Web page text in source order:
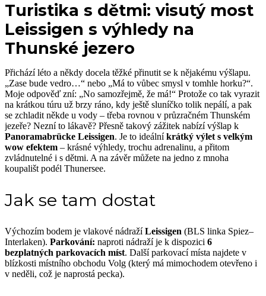
Turistika s dětmi: visutý most
Leissigen s výhledy na
Thunské jezero
Přichází léto a někdy docela těžké přinutit se k nějakému výšlapu.
„Zase bude vedro…“ nebo „Má to vůbec smysl v tomhle horku?“.
Moje odpověď zní: „No samozřejmě, že má!“ Protože co tak vyrazit
na krátkou túru už brzy ráno, kdy ještě sluníčko tolik nepálí, a pak
se zchladit někde u vody – třeba rovnou v průzračném Thunském
jezeře? Nezní to lákavě? Přesně takový zážitek nabízí výšlap k
Panoramabrücke Leissigen. Je to ideálníkrátký výlet s velkým
wow efektem – krásné výhledy, trochu adrenalinu, a přitom
zvládnutelné i s dětmi. A na závěr můžete na jedno z mnoha
koupališt podél Thunersee.
Jak se tam dostat
Výchozím bodem je vlakové nádražíLeissigen (BLS linka Spiez–
Interlaken). Parkování: naproti nádraží je k dispozici 6
bezplatných parkovacích míst. Další parkovací místa najdete v
blízkosti místního obchodu Volg (který má mimochodem otevřeno i
v neděli, což je naprostá pecka).